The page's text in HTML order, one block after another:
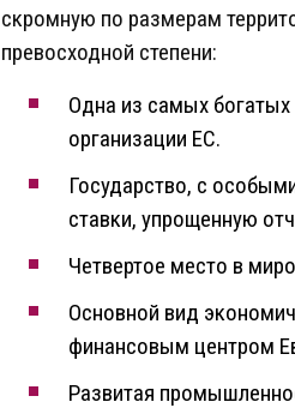
скромную по размерам
превосходной степени:
Одна из самых богатых
организации ЕС.
Государство, с
ставки, упрощенную
Четвертое место в
Основной вид
финансовым центром
Развитая